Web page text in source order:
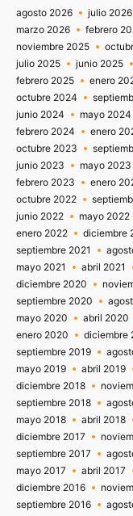
agosto 2026 julio 2026
marzo 2026
febrero
noviembre 2025
julio 2025
junio 2025
febrero 2025
enero
octubre 2024
junio 2024
mayo 2024
febrero 2024
enero
octubre 2023
junio 2023
mayo 2023
febrero 2023
enero
octubre 2022
junio 2022
mayo 2022
enero 2022
diciembre
septiembre 2021
mayo 2021
abril 2021
diciembre 2020
septiembre 2020
mayo 2020
abril 2020
enero 2020
diciembre
septiembre 2019
mayo 2019
abril 2019
diciembre 2018
septiembre 2018
mayo 2018
abril 2018
diciembre 2017
septiembre 2017
mayo 2017
abril 2017
diciembre 2016
septiembre 2016